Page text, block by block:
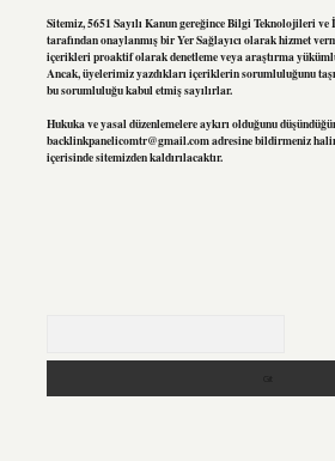
Sitemiz, 5651 Sayılı Kanun gereğince Bilgi Teknolojileri
tarafından onaylanmış bir Yer Sağlayıcı olarak hizmet
içerikleri proaktif olarak denetleme veya araştırma
Ancak, üyelerimiz yazdıkları içeriklerin sorumluluğunu
bu sorumluluğu kabul etmiş sayılırlar.
Hukuka ve yasal düzenlemelere aykırı olduğunu
backlinkpanelicomtr@gmail.comadresine bildirmeniz
içerisinde sitemizden kaldırılacaktır.